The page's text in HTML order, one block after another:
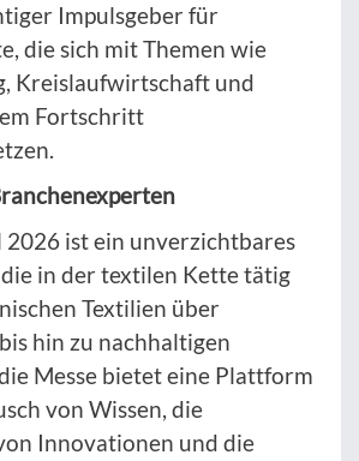
Impulsgeber für
die sich mit Themen wie
Kreislaufwirtschaft und
Fortschritt
ist ein unverzichtbares
in der textilen Kette tätig
Textilien über
hin zu nachhaltigen
Messe bietet eine Plattform
von Wissen, die
Innovationen und die